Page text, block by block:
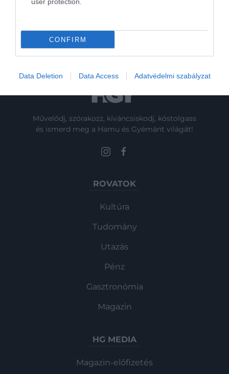
CONFIRM
Data Deletion Data Access Adatvédelmi szabályzat
kegyetlenebbet…
Művelődj, szórakozz, kíváncsiskodj, kóstolgass
és ismerd meg a Hamu és Gyémánt világát!
ROVATOK
Kultúra
Tudomány
Utazás
Pénz
Gasztronómia
Magazin
HG MEDIA
Magazin-előfizetés